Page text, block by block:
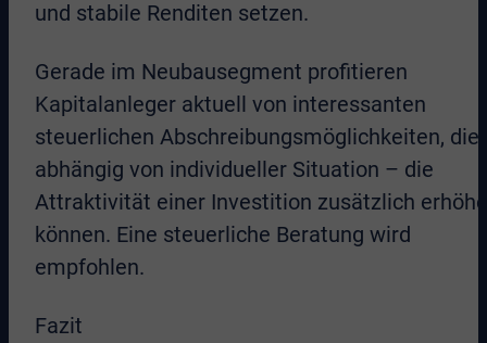
und stabile Renditen setzen.
Gerade im Neubausegment profitieren
Kapitalanleger aktuell von interessanten
steuerlichen Abschreibungsmöglichkeiten, die
abhängig von individueller Situation – die
Attraktivität einer Investition zusätzlich
können. Eine steuerliche Beratung wird
empfohlen.
Fazit